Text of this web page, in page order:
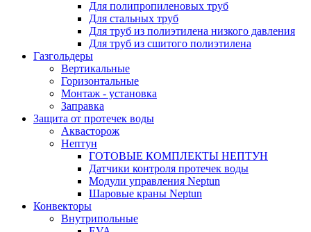
Для полипропиленовых труб
Для стальных труб
Для труб из полиэтилена низкого давления
Для труб из сшитого полиэтилена
Газгольдеры
Вертикальные
Горизонтальные
Монтаж - установка
Заправка
Защита от протечек воды
Аквасторож
Нептун
ГОТОВЫЕ КОМПЛЕКТЫ НЕПТУН
Датчики контроля протечек воды
Модули управления Neptun
Шаровые краны Neptun
Конвекторы
Внутрипольные